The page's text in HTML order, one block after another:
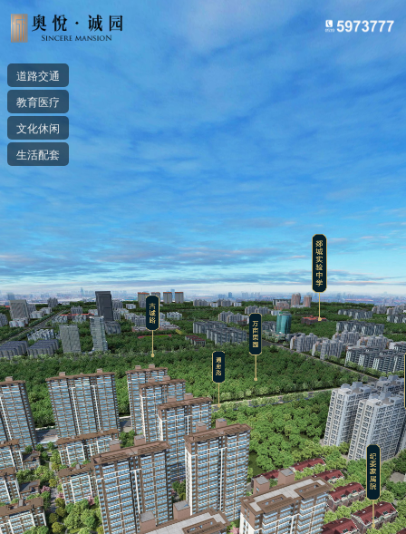
道路交通
教育医疗
文化休闲
生活配套